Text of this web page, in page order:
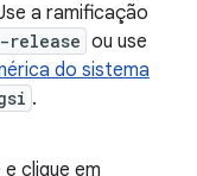
a ramificação
release ou use
do sistema
.
e clique em